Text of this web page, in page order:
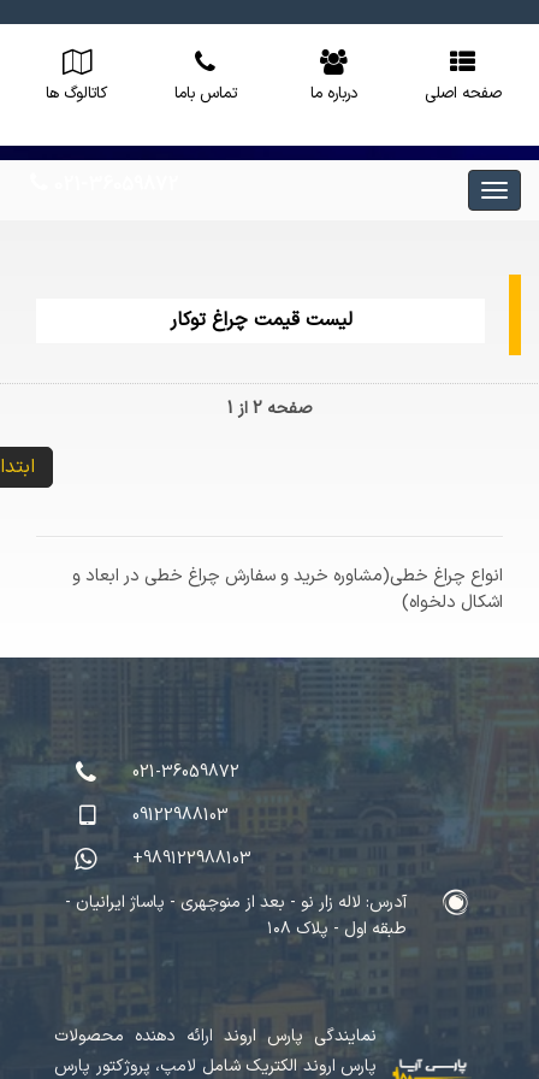
صفحه اصلی درباره ما تماس باما کاتالوگ ها
لیست قیمت چراغ توکار
صفحه 2 از 1
ابتدا
انواع چراغ خطی(مشاوره خرید و سفارش چراغ خطی در ابعاد و
اشکال دلخواه)
021-36059872
09122988103
+989122988103
آدرس: لاله زار نو - بعد از منوچهری - پاساژ ایرانیان -
طبقه اول - پلاک ۱۰۸
نمایندگی پارس اروند ارائه دهنده محصولات
پارس اروند الکتریک شامل لامپ، پروژکتور پارس